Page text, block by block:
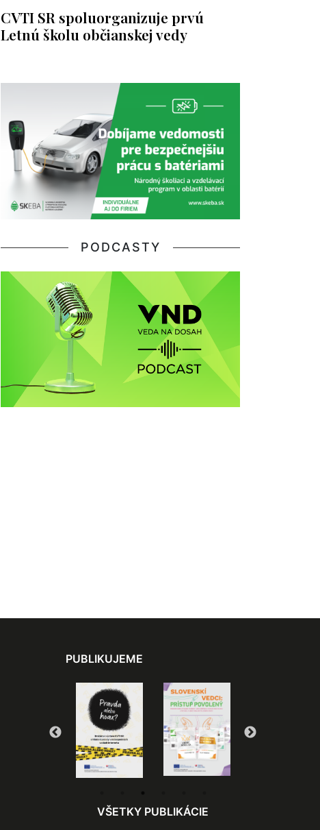
CVTI SR spoluorganizuje prvú
Letnú školu občianskej vedy
PODCASTY
PUBLIKUJEME
VŠETKY PUBLIKÁCIE